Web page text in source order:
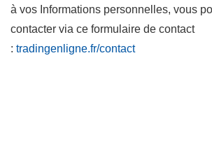
à vos Informations personnelles, vous
contacter via ce formulaire de contact
: tradingenligne.fr/contact